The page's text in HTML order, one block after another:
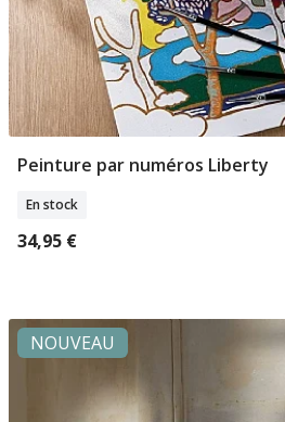
Ajouter Au
Peinture par numéros Liberty
En stock
34,95 €
NOUVEAU